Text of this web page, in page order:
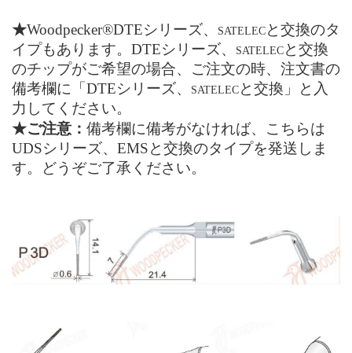
★Woodpecker®DTEシリーズ、 SATELECと交換のタ
イプもあります。DTEシリーズ、
SATELECと交換
のチップがご希望の場合、ご注文の時、注文書の
備考欄に「DTEシリーズ、
SATELECと交換」と入
力してください。
★ご注意： 備考欄に備考がなければ、こちらは
UDSシリーズ、EMSと交換のタイプを発送しま
す。どうぞご了承ください。